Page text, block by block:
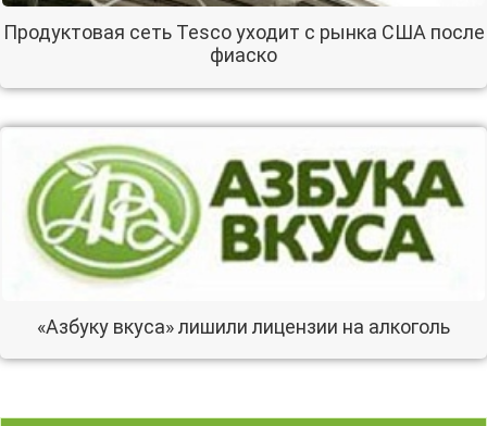
Продуктовая сеть Tesco уходит с рынка США после
фиаско
«Азбуку вкуса» лишили лицензии на алкоголь